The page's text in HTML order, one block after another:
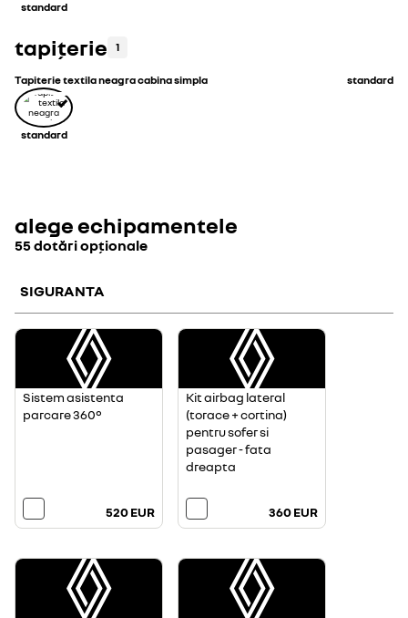
standard
tapițerie 1
Tapiterie textila neagra cabina simpla standard
standard
alege echipamentele
55 dotări opționale
SIGURANTA
Sistem asistenta
parcare 360°
520 EUR
Kit airbag lateral
(torace + cortina)
pentru sofer si
pasager - fata
dreapta
360 EUR